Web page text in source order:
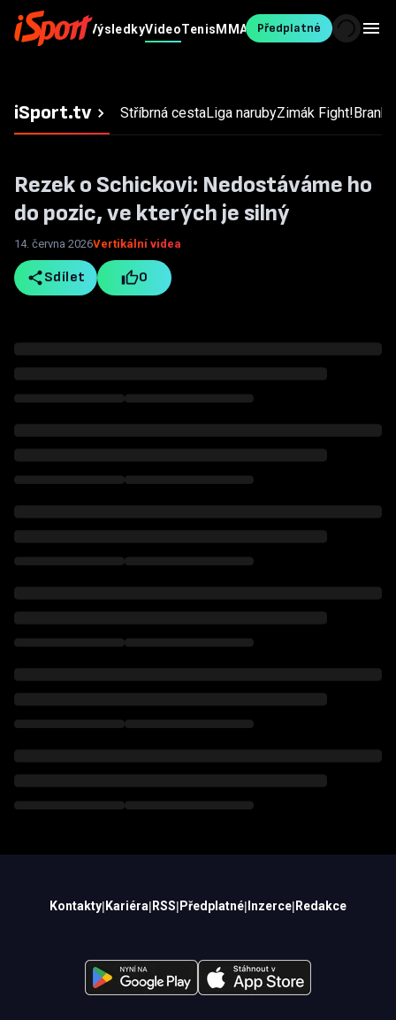
Fotbal MS v
VýsledkyVideoTenisMMA OstatníBlesk
Sport
Předplatné
iSport.tv Stříbrná cestaLiga narubyZimák Fight!
Rezek o Schickovi: Nedostáváme ho
do pozic, ve kterých je silný
14. června 2026Vertikální videa
Sdílet 0
Kontakty| Kariéra| RSS| Předplatné| Inzerce| Redakce